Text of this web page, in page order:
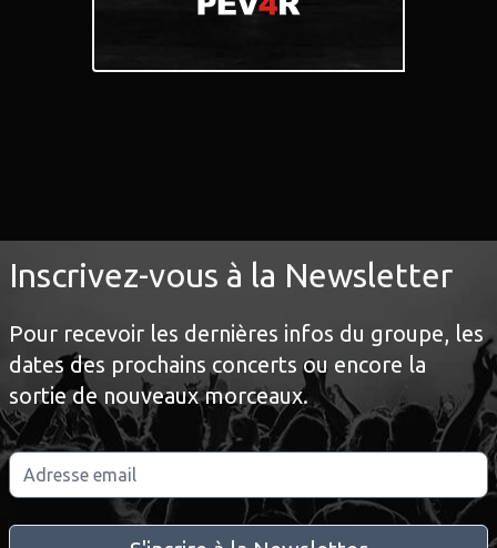
Inscrivez-vous à la Newsletter
Pour recevoir les dernières infos du groupe, les
dates des prochains concerts ou encore la
sortie de nouveaux morceaux.